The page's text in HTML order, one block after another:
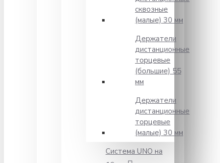
сквозные
(малые) 30 мм
Держатели
дистанционные
торцевые
(большие) 55
мм
Держатели
дистанционные
торцевые
(малые) 30 мм
Система UNO на